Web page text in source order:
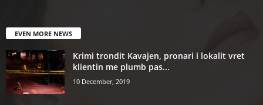
EVEN MORE NEWS
Krimi trondit Kavajen, pronari i lokalit vret
klientin me plumb pas...
10 December, 2019